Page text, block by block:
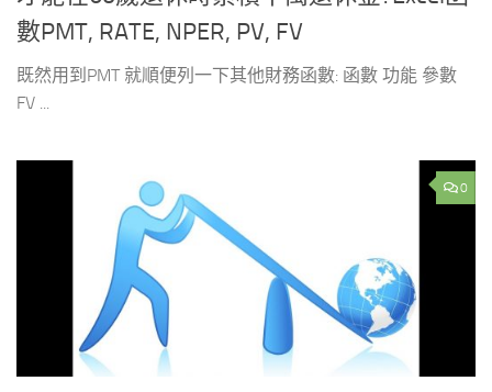
數PMT, RATE, NPER, PV, FV
既然用到PMT 就順便列一下其他財務函數: 函數 功能 參數
FV ...
0